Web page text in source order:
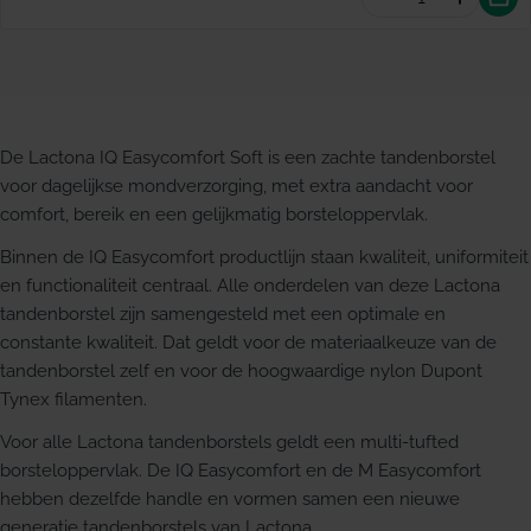
Aantal
De Lactona IQ Easycomfort Soft is een zachte tandenborstel
voor dagelijkse mondverzorging, met extra aandacht voor
comfort, bereik en een gelijkmatig borsteloppervlak.
Binnen de IQ Easycomfort productlijn staan kwaliteit, uniformiteit
en functionaliteit centraal. Alle onderdelen van deze Lactona
tandenborstel zijn samengesteld met een optimale en
constante kwaliteit. Dat geldt voor de materiaalkeuze van de
tandenborstel zelf en voor de hoogwaardige nylon Dupont
Tynex filamenten.
Voor alle Lactona tandenborstels geldt een multi-tufted
borsteloppervlak. De IQ Easycomfort en de M Easycomfort
hebben dezelfde handle en vormen samen een nieuwe